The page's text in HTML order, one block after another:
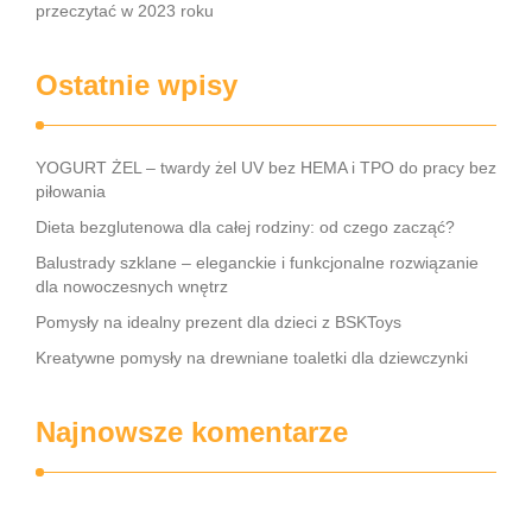
przeczytać w 2023 roku
Ostatnie wpisy
YOGURT ŻEL – twardy żel UV bez HEMA i TPO do pracy bez
piłowania
Dieta bezglutenowa dla całej rodziny: od czego zacząć?
Balustrady szklane – eleganckie i funkcjonalne rozwiązanie
dla nowoczesnych wnętrz
Pomysły na idealny prezent dla dzieci z BSKToys
Kreatywne pomysły na drewniane toaletki dla dziewczynki
Najnowsze komentarze